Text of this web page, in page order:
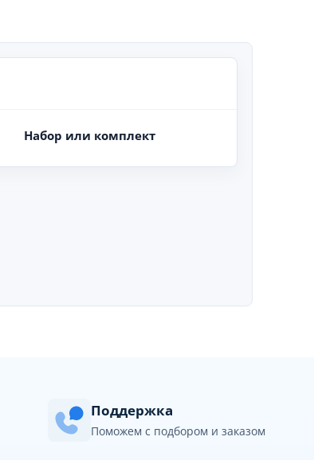
Набор или комплект
Поддержка
Поможем с подбором и заказом